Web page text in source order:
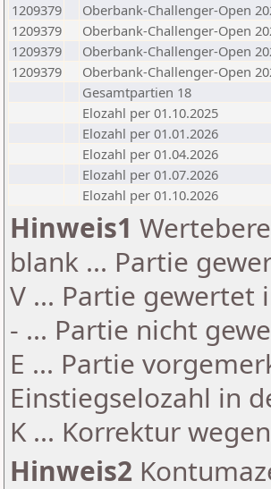
1209379
Oberbank-Challenger-Open
1209379
Oberbank-Challenger-Open
1209379
Oberbank-Challenger-Open
1209379
Oberbank-Challenger-Open
Gesamtpartien 18
Elozahl per 01.10.2025
Elozahl per 01.01.2026
Elozahl per 01.04.2026
Elozahl per 01.07.2026
Elozahl per 01.10.2026
Hinweis1
blank ... Partie
V ... Partie gewertet
- ... Partie nicht
E ... Partie
Einstiegselozahl in
K ... Korrektur
Hinweis2